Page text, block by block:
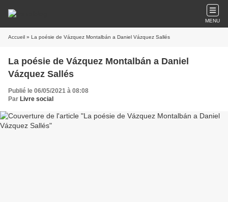
MENU
Accueil » La poésie de Vázquez Montalbán a Daniel Vázquez Sallés
La poésie de Vázquez Montalbán a Daniel
Vázquez Sallés
Publié le 06/05/2021 à 08:08
Par Livre social